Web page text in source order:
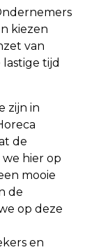
kiezen
van
tijd
zijn in
de
hier op
mooie
de
op deze
en